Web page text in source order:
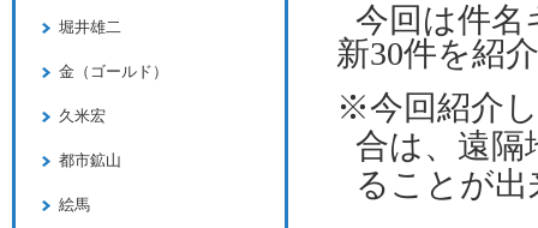
今回は件
新30件を紹
※今回紹介
合は、遠隔
ることが
堀井雄二
金（ゴールド）
久米宏
都市鉱山
絵馬